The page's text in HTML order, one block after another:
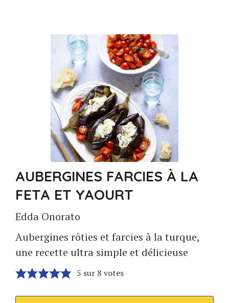
AUBERGINES FARCIES À LA
FETA ET YAOURT
Edda Onorato
Aubergines rôties et farcies à la turque,
une recette ultra simple et délicieuse
5 sur 8 votes